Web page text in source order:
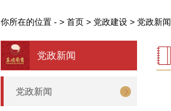
你所在的位置 - > 首页 > 党政建设 > 党政新闻
党政新闻
党政新闻